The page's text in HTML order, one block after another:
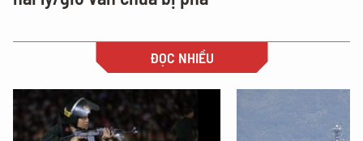
ĐỌC NHIỀU